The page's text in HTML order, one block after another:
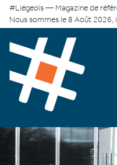
#Liégeois — Magazine de
Nous sommes le 8 Août 2026,